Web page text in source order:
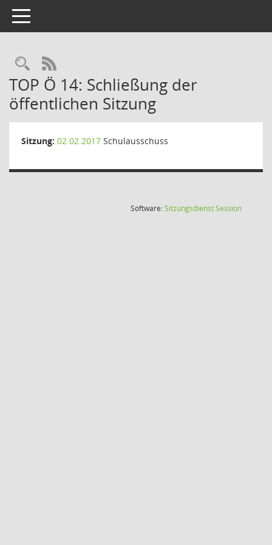
Toggle navigation
Rechercheauswahl
RSS-Feed
TOP Ö 14: Schließung der
öffentlichen Sitzung
Sitzung: 02.02.2017 Schulausschuss
Software:SitzungsdienstSession(Wird in